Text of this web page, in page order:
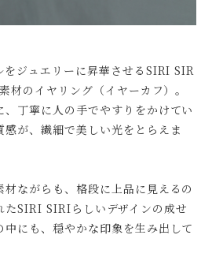
をジュエリーに昇華させるSIRI SIR
材のイヤリング（イヤーカフ）。
丁寧に人の手でやすりをかけてい
が、繊細で美しい光をとらえま
ながらも、格段に上品に見えるの
たSIRI SIRIらしいデザインの成せ
にも、穏やかな印象を生み出して